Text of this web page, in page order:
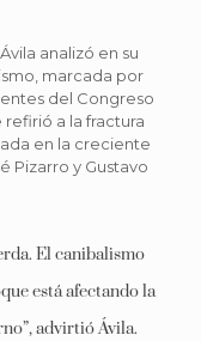
analizó en su
marcada por
del Congreso
refirió a la fractura
en la creciente
Pizarro y Gustavo
El canibalismo
está afectando la
advirtió Ávila.